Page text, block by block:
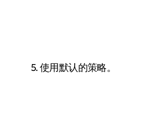
5. 使用默认的策略。